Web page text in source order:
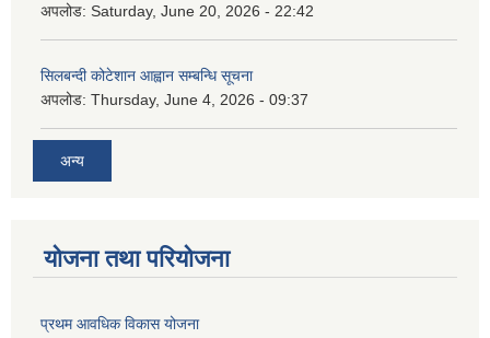
अपलोड: Saturday, June 20, 2026 - 22:42
सिलबन्दी कोटेशान आह्वान सम्बन्धि सूचना
अपलोड: Thursday, June 4, 2026 - 09:37
अन्य
योजना तथा परियोजना
प्रथम आवधिक विकास योजना